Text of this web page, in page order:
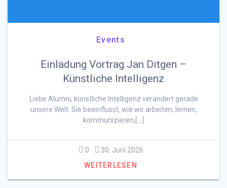
Events
Einladung Vortrag Jan Ditgen –
Künstliche Intelligenz
Liebe Alumni, künstliche Intelligenz verändert gerade
unsere Welt. Sie beeinflusst, wie wir arbeiten, lernen,
kommunizieren,[…]
0
30. Juni 2026
WEITERLESEN